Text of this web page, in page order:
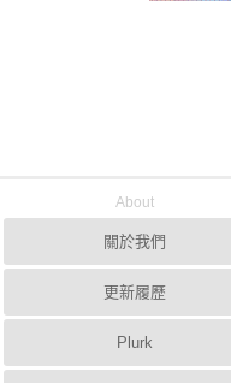
About
關於我們
更新履歷
Plurk